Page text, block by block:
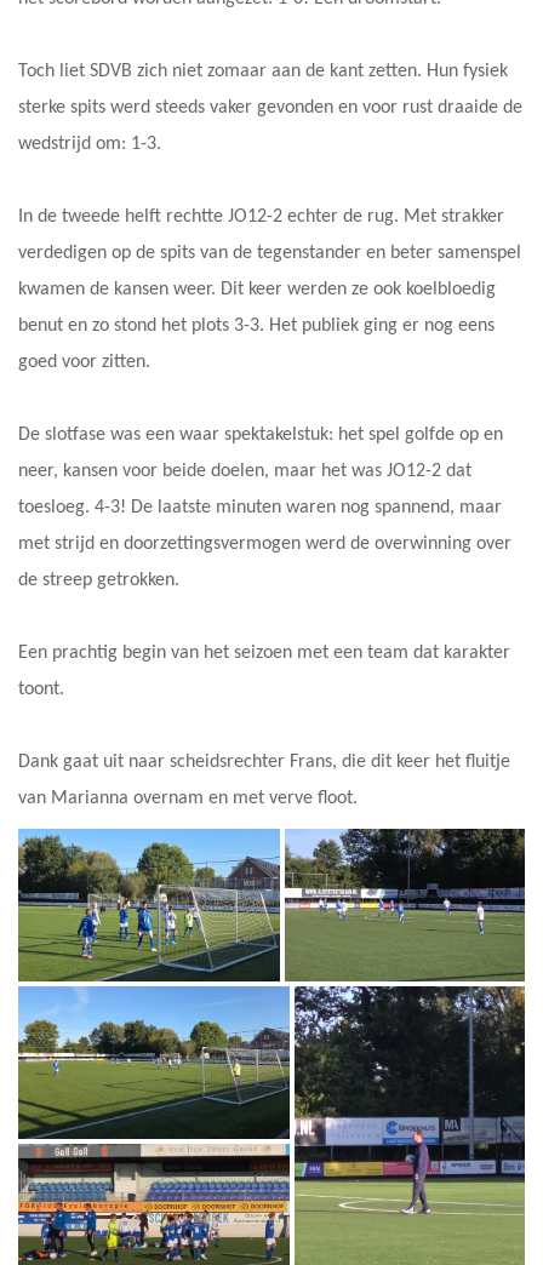
Toch liet SDVB zich niet zomaar aan de kant zetten. Hun fysiek
sterke spits werd steeds vaker gevonden en voor rust draaide de
wedstrijd om: 1-3.
In de tweede helft rechtte JO12-2 echter de rug. Met strakker
verdedigen op de spits van de tegenstander en beter samenspel
kwamen de kansen weer. Dit keer werden ze ook koelbloedig
benut en zo stond het plots 3-3. Het publiek ging er nog eens
goed voor zitten.
De slotfase was een waar spektakelstuk: het spel golfde op en
neer, kansen voor beide doelen, maar het was JO12-2 dat
toesloeg. 4-3! De laatste minuten waren nog spannend, maar
met strijd en doorzettingsvermogen werd de overwinning over
de streep getrokken.
Een prachtig begin van het seizoen met een team dat karakter
toont.
Dank gaat uit naar scheidsrechter Frans, die dit keer het fluitje
van Marianna overnam en met verve floot.